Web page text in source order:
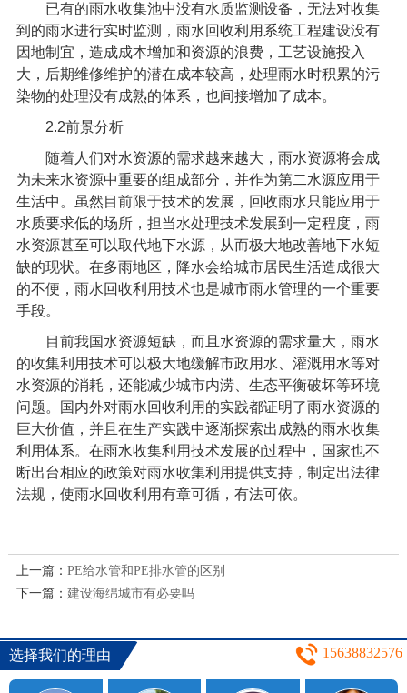
已有的雨水收集池中没有水质监测设备，无法对收集
到的雨水进行实时监测，雨水回收利用系统工程建设没有
因地制宜，造成成本增加和资源的浪费，工艺设施投入
大，后期维修维护的潜在成本较高，处理雨水时积累的污
染物的处理没有成熟的体系，也间接增加了成本。
2.2前景分析
随着人们对水资源的需求越来越大，雨水资源将会成
为未来水资源中重要的组成部分，并作为第二水源应用于
生活中。虽然目前限于技术的发展，回收雨水只能应用于
水质要求低的场所，担当水处理技术发展到一定程度，雨
水资源甚至可以取代地下水源，从而极大地改善地下水短
缺的现状。在多雨地区，降水会给城市居民生活造成很大
的不便，雨水回收利用技术也是城市雨水管理的一个重要
手段。
目前我国水资源短缺，而且水资源的需求量大，雨水
的收集利用技术可以极大地缓解市政用水、灌溉用水等对
水资源的消耗，还能减少城市内涝、生态平衡破坏等环境
问题。国内外对雨水回收利用的实践都证明了雨水资源的
巨大价值，并且在生产实践中逐渐探索出成熟的雨水收集
利用体系。在雨水收集利用技术发展的过程中，国家也不
断出台相应的政策对雨水收集利用提供支持，制定出法律
法规，使雨水回收利用有章可循，有法可依。
上一篇： PE给水管和PE排水管的区别
下一篇： 建设海绵城市有必要吗
选择我们的理由 15638832576